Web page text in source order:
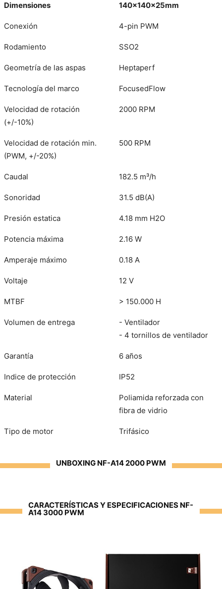
Dimensiones 140x140x25mm
Conexión 4-pin PWM
Rodamiento SSO2
Geometría de las aspas Heptaperf
Tecnología del marco FocusedFlow
Velocidad de rotación
(+/-10%)
2000 RPM
Velocidad de rotación min.
(PWM, +/-20%)
500 RPM
Caudal 182.5 m³/h
Sonoridad 31.5 dB(A)
Presión estatica 4.18 mm H2O
Potencia máxima 2.16 W
Amperaje máximo 0.18 A
Voltaje 12 V
MTBF > 150.000 H
Volumen de entrega
- Ventilador
- 4 tornillos de ventilador
Garantía 6 años
Indice de protección IP52
Material
Poliamida reforzada con
fibra de vidrio
Tipo de motor Trifásico
UNBOXING NF-A14 2000 PWM
CARACTERÍSTICAS Y ESPECIFICACIONES NF-
A14 3000 PWM